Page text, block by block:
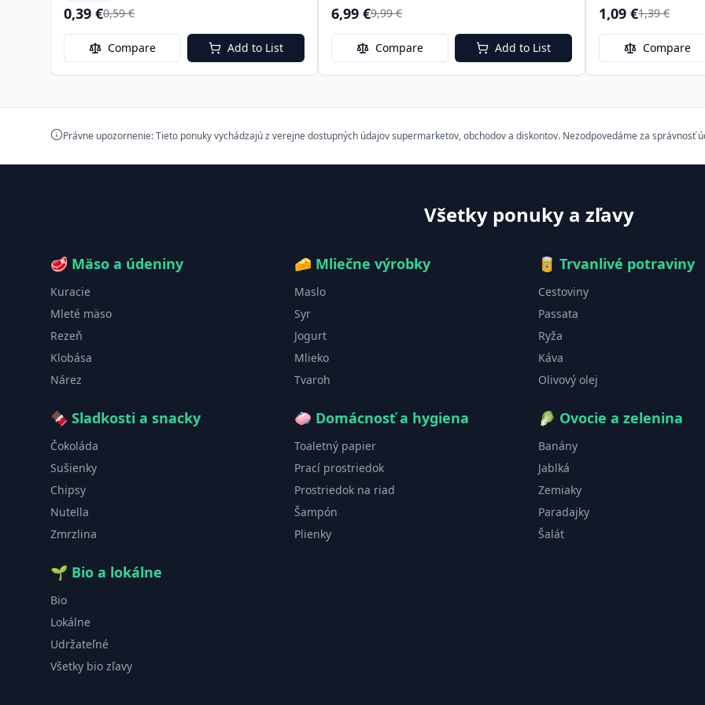
0,39 €0,59 €
Compare Add to List
6,99 €9,99 €
Compare Add to List
1,09 €1,39 €
Compare
Právne upozornenie: Tieto ponuky vychádzajú z verejne dostupných údajov supermarketov, obchodov a diskontov. Nezodpovedáme za
Všetky ponuky a zľavy
🥩 Mäso a údeniny
Kuracie
Mleté mäso
Rezeň
Klobása
Nárez
🧀 Mliečne výrobky
Maslo
Syr
Jogurt
Mlieko
Tvaroh
🥫 Trvanlivé potraviny
Cestoviny
Passata
Ryža
Káva
Olivový olej
🍫 Sladkosti a snacky
Čokoláda
Sušienky
Chipsy
Nutella
Zmrzlina
🧼 Domácnosť a hygiena
Toaletný papier
Prací prostriedok
Prostriedok na riad
Šampón
Plienky
🥬 Ovocie a zelenina
Banány
Jablká
Zemiaky
Paradajky
Šalát
🌱 Bio a lokálne
Bio
Lokálne
Udržateľné
Všetky bio zľavy